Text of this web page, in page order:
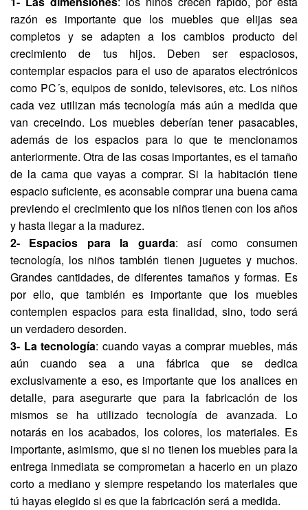
razón es importante que los muebles que elijas sea
completos y se adapten a los cambios producto del
crecimiento de tus hijos. Deben ser espaciosos,
contemplar espacios para el uso de aparatos electrónicos
como PC´s, equipos de sonido, televisores, etc. Los niños
cada vez utilizan más tecnología más aún a medida que
van creceindo. Los muebles deberían tener pasacables,
además de los espacios para lo que te mencionamos
anteriormente. Otra de las cosas importantes, es el tamaño
de la cama que vayas a comprar. Si la habitación tiene
espacio suficiente, es aconsable comprar una buena cama
previendo el crecimiento que los niños tienen con los años
y hasta llegar a la madurez.
2- Espacios para la guarda: así como consumen
tecnología, los niños también tienen juguetes y muchos.
Grandes cantidades, de diferentes tamaños y formas. Es
por ello, que también es importante que los muebles
contemplen espacios para esta finalidad, sino, todo será
un verdadero desorden.
3- La tecnología: cuando vayas a comprar muebles, más
aún cuando sea a una fábrica que se dedica
exclusivamente a eso, es importante que los analices en
detalle, para asegurarte que para la fabricación de los
mismos se ha utilizado tecnología de avanzada. Lo
notarás en los acabados, los colores, los materiales. Es
importante, asimismo, que si no tienen los muebles para la
entrega inmediata se comprometan a hacerlo en un plazo
corto a mediano y siempre respetando los materiales que
tú hayas elegido si es que la fabricación será a medida.